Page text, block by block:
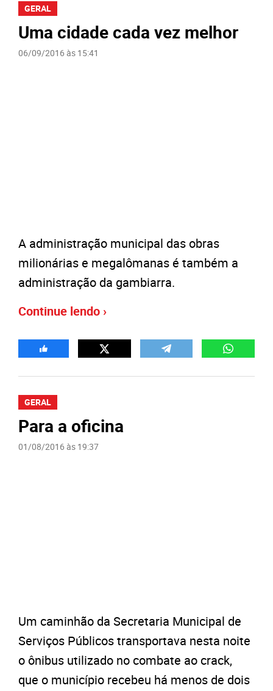
GERAL
Uma cidade cada vez melhor
06/09/2016 às 15:41
A administração municipal das obras
milionárias e megalômanas é também a
administração da gambiarra.
Continue lendo ›
GERAL
Para a oficina
01/08/2016 às 19:37
Um caminhão da Secretaria Municipal de
Serviços Públicos transportava nesta noite
o ônibus utilizado no combate ao crack,
que o município recebeu há menos de dois